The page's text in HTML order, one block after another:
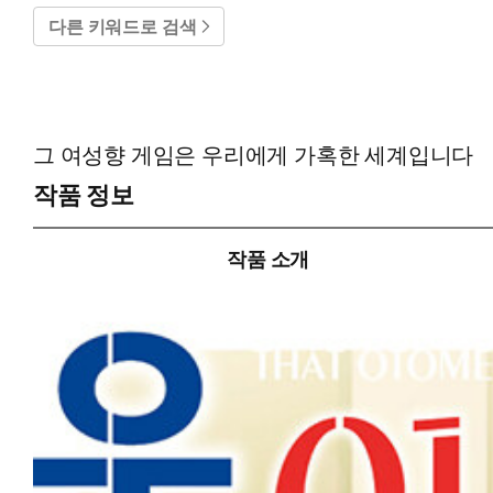
다른 키워드로 검색
그 여성향 게임은 우리에게 가혹한 세계입니다
작품 정보
작품 소개